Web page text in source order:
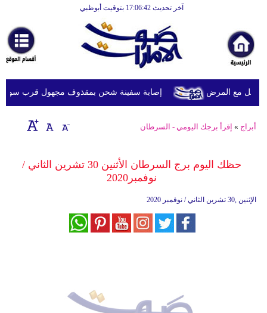
آخر تحديث 17:06:42 بتوقيت أبوظبي
أخبارعاجلة
رياضة
ثقافة
إقتصاد
وموسيقى
إصابة سفينة شحن بمقذوف مجهول قرب سواحل مع المرض
أبراج » إقرأ برجك اليومي - السرطان
حظك اليوم برج السرطان الأثنين 30 تشرين الثاني /
نوفمبر2020
الإثنين ,30 تشرين الثاني / نوفمبر 2020